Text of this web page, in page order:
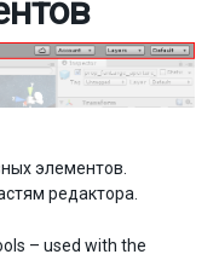
элементов.
редактора.
– used with the